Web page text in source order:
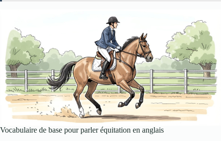
Vocabulaire de base pour parler équitation en anglais